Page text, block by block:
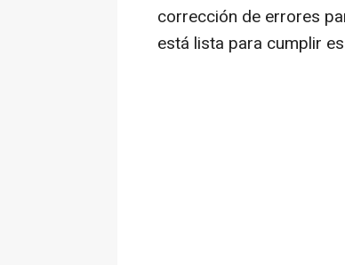
corrección de errores
está lista para cumplir